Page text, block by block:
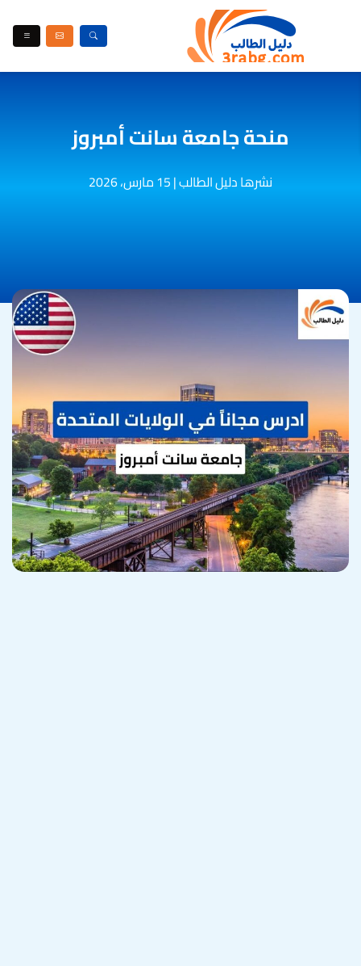
منحة جامعة سانت أمبروز
نشرها دليل الطالب|15 مارس، 2026